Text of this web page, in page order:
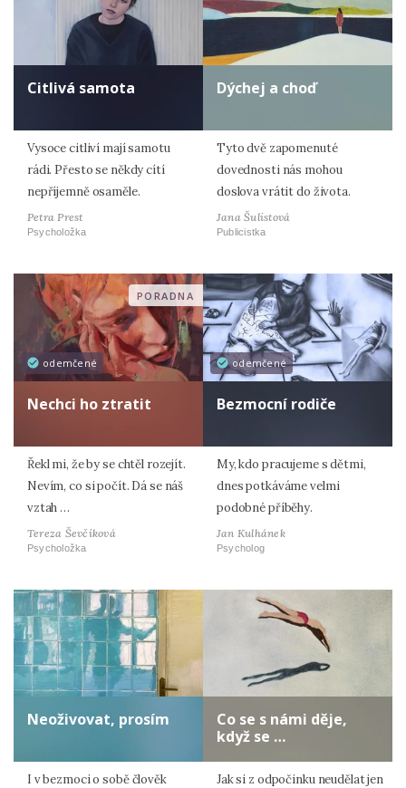
Citlivá samota
Vysoce citliví mají samotu
rádi. Přesto se někdy cítí
nepříjemně osaměle.
Petra Prest
Psycholožka
Dýchej a choď
Tyto dvě zapomenuté
dovednosti nás mohou
doslova vrátit do života.
Jana Šulistová
Publicistka
odemčené
PORADNA
Nechci ho ztratit
Řekl mi, že by se chtěl rozejít.
Nevím, co si počít. Dá se náš
vztah …
Tereza Ševčíková
Psycholožka
odemčené
Bezmocní rodiče
My, kdo pracujeme s dětmi,
dnes potkáváme velmi
podobné příběhy.
Jan Kulhánek
Psycholog
Neoživovat, prosím
I v bezmoci o sobě člověk
Co se s námi děje,
když se …
Jak si z odpočinku neudělat jen